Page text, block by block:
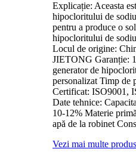
Explicație: Aceasta
hipocloritului de
pentru a produce o
hipocloritului de
Locul de origine:
JIETONG Garanție:
generator de
personalizat Timp de
Certificat: ISO9001,
Date tehnice:
10-12% Materie
apă de la robinet
Vezi mai multe